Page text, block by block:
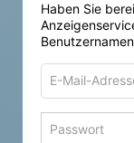
Haben Sie
Adresse
zum